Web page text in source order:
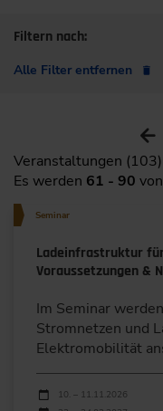
Filtern nach:
Alle Filter entfernen
Veranstaltungen (103)
Es werden 61 - 90 von
Seminar
Ladeinfrastruktur
Voraussetzungen &
Im Seminar
Stromnetzen und
Elektromobilität
Durchführungen
Veranstaltungsdatum
10. – 11.11.2026